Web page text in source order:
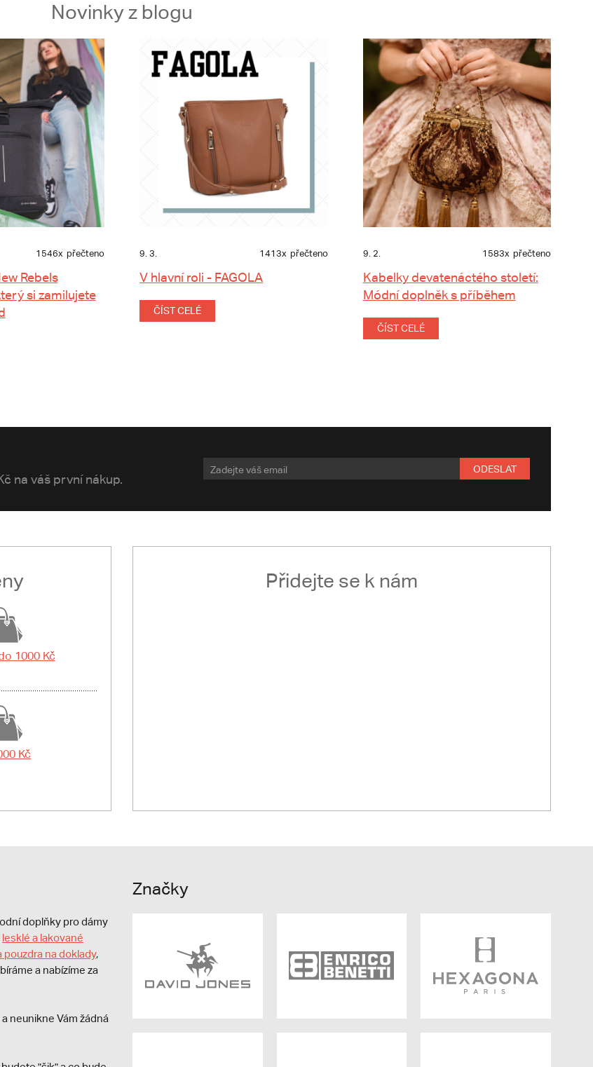
Novinky z blogu
1546x přečteno
Rebels
si zamilujete
9. 3. 1413x přečteno
V hlavní roli - FAGOLA
ČÍST CELÉ
9. 2. 1583x přečteno
Kabelky devatenáctého století:
Módní doplněk s příběhem
ČÍST CELÉ
na váš první nákup.
ODESLAT
1000 Kč
Kč
Přidejte se k nám
doplňky pro dámy
lesklé a lakované
pouzdra na doklady,
a nabízíme za
neunikne Vám žádná
Značky